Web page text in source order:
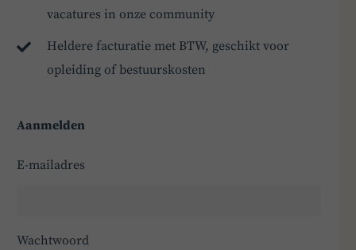
vacatures in onze community
Heldere facturatie met BTW, geschikt voor
opleiding of bestuurskosten
Aanmelden
E-mailadres
Wachtwoord